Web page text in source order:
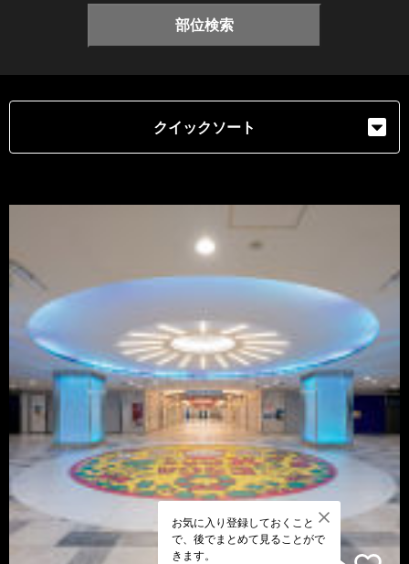
部位検索
クイックソート
お気に入り登録しておくこと
で、後でまとめて見ることがで
きます。